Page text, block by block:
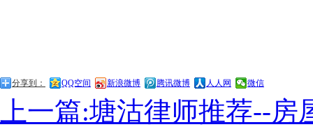
分享到： QQ空间 新浪微博 腾讯微博 人人网 微信
上一篇:塘沽律师推荐--